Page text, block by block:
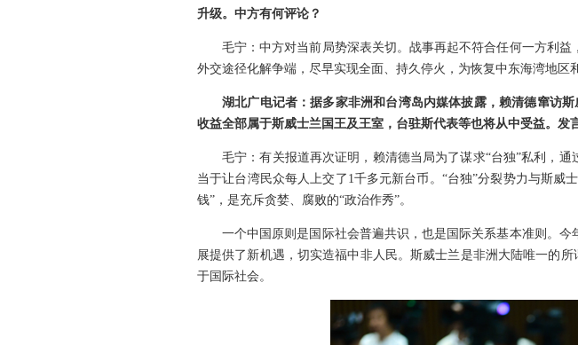
升级。中方有何评论？
毛宁：中方对当前局势深表关切。战事再起不符合任何一方利
外交途径化解争端，尽早实现全面、持久停火，为恢复中东海湾地区
湖北广电记者：据多家非洲和台湾岛内媒体披露，赖清德窜访
收益全部属于斯威士兰国王及王室，台驻斯代表等也将从中受益。发
毛宁：有关报道再次证明，赖清德当局为了谋求“台独”私利，
当于让台湾民众每人上交了1千多元新台币。“台独”分裂势力与斯威
钱”，是充斥贪婪、腐败的“政治作秀”。
一个中国原则是国际社会普遍共识，也是国际关系基本准则。
展提供了新机遇，切实造福中非人民。斯威士兰是非洲大陆唯一的
于国际社会。